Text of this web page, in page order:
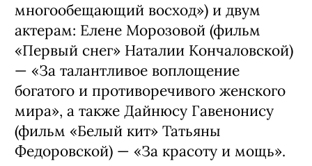
многообещающий восход») и двум
актерам: Елене Морозовой (фильм
«Первый снег» Наталии Кончаловской)
— «За талантливое воплощение
богатого и противоречивого женского
мира», а также Дайнюсу Гавенонису
(фильм «Белый кит» Татьяны
Федоровской) — «За красоту и мощь».